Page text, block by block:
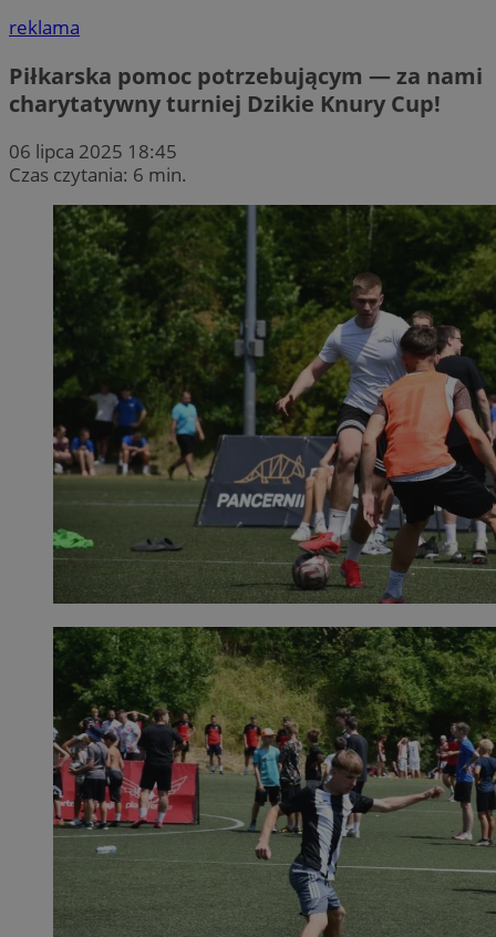
reklama
Piłkarska pomoc potrzebującym — za nami
charytatywny turniej Dzikie Knury Cup!
06 lipca 2025 18:45
Czas czytania: 6 min.